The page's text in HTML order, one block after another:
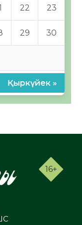
22 23
29 30
Қыркүйек »
16+